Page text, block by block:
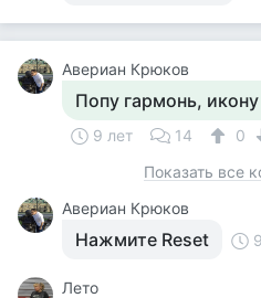
Авериан Крюков
Попу гармонь,
9 лет 14
0
Показать все
Авериан Крюков
Нажмите Reset
Лето